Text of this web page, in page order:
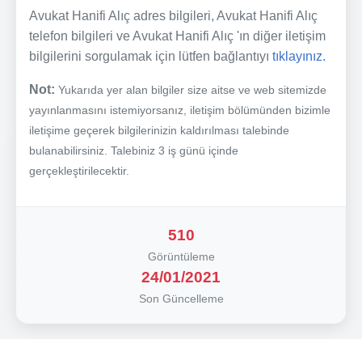
Avukat Hanifi Alıç adres bilgileri, Avukat Hanifi Alıç
telefon bilgileri ve Avukat Hanifi Alıç 'ın diğer iletişim
bilgilerini sorgulamak için lütfen bağlantıyı tıklayınız.
Not: Yukarıda yer alan bilgiler size aitse ve web sitemizde
yayınlanmasını istemiyorsanız, iletişim bölümünden bizimle
iletişime geçerek bilgilerinizin kaldırılması talebinde
bulanabilirsiniz. Talebiniz 3 iş günü içinde
gerçekleştirilecektir.
510
Görüntüleme
24/01/2021
Son Güncelleme